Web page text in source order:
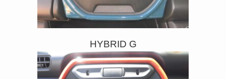
HYBRID G